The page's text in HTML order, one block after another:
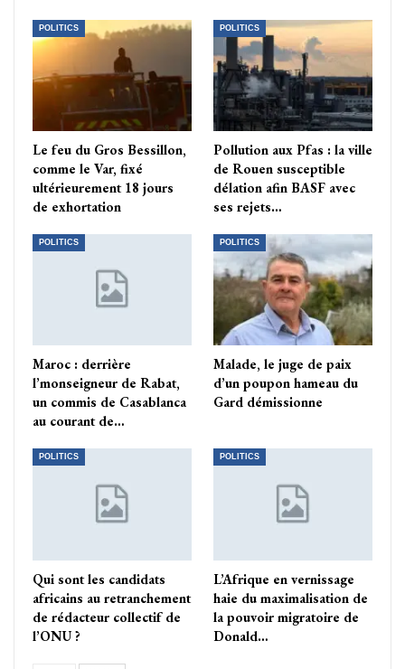
POLITICS
Le feu du Gros Bessillon,
comme le Var, fixé
ultérieurement 18 jours
de exhortation
POLITICS
Pollution aux Pfas : la ville
de Rouen susceptible
délation afin BASF avec
ses rejets…
POLITICS
Maroc : derrière
l’monseigneur de Rabat,
un commis de Casablanca
au courant de…
POLITICS
Malade, le juge de paix
d’un poupon hameau du
Gard démissionne
POLITICS
Qui sont les candidats
africains au retranchement
de rédacteur collectif de
l’ONU ?
POLITICS
L’Afrique en vernissage
haie du maximalisation de
la pouvoir migratoire de
Donald…